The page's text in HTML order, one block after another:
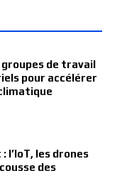
groupes de travail
pour accélérer
l’IoT, les drones
des